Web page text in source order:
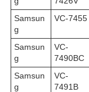
Samsun
g
VC-7455
Samsun
g
VC-
7490BC
Samsun
g
VC-
7491B